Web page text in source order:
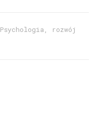
Psychologia, rozwój